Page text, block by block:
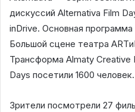
дискуссий Alternativa Film
inDrive. Основная программа
Большой сцене театра
Трансформа Almaty Creative
Days посетили 1600 человек.
Зрители посмотрели 27